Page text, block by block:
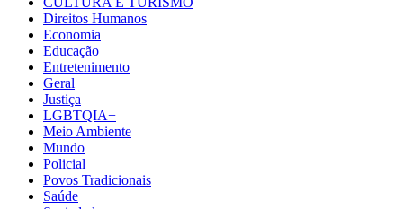
Direitos Humanos
Economia
Educação
Entretenimento
Geral
Justiça
LGBTQIA+
Meio Ambiente
Mundo
Policial
Povos Tradicionais
Saúde